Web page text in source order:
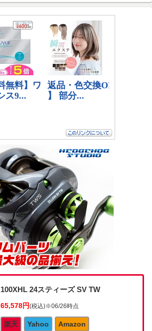
100XHL 24スティーズ SV TW
65,578円(税込)※06/26時点
楽天 Yahoo Amazon